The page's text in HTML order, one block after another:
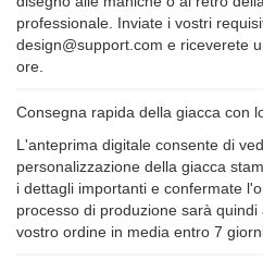
professionale. Inviate i vostri
design@support.com e riceverete
ore.
Consegna rapida della giacca con
L'anteprima digitale consente di
personalizzazione della giacca
i dettagli importanti e confermate
processo di produzione sarà
vostro ordine in media entro 7